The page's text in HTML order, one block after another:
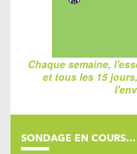
Chaque semaine,
et tous les 15
SONDAGE EN COURS…